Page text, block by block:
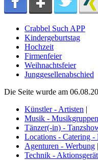
Crabbel Such APP
Kindergeburtstag
Hochzeit
Firmenfeier
Weihnachtsfeier
Junggesellenabschied
Die Seite wurde am
Künstler - Artisten |
Musik - Musikgruppen
Tänzer(-in) -
Locations - Catering -
Agenturen - Werbung |
Technik -